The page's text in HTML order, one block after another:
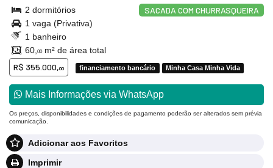
SACADA COM CHURRASQUEIRA
2 dormitórios
1 vaga (Privativa)
1 banheiro
60, 00m² de área total
R$ 355.000,00 financiamento bancário Minha Casa Minha Vida
Mais Informações via WhatsApp
Os preços, disponibilidades e condições de pagamento poderão ser alterados sem prévia
comunicação.
Adicionar aos Favoritos
Imprimir